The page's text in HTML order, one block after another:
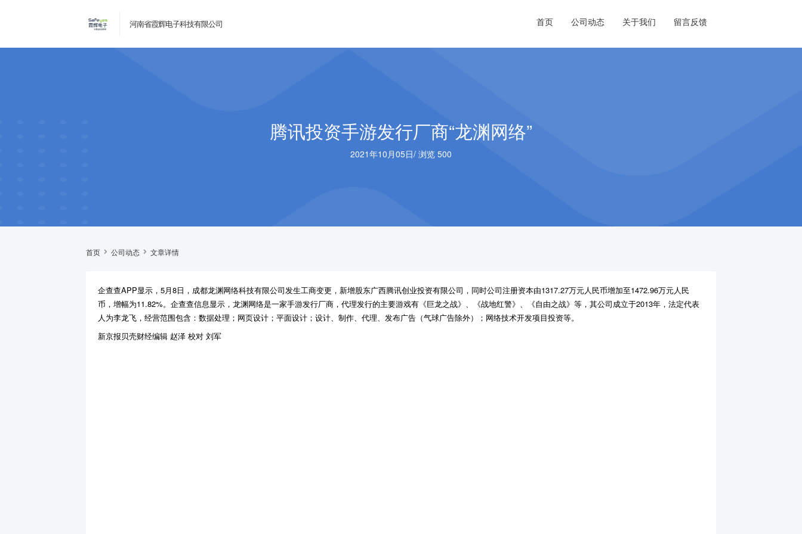
河南省霞辉电子科技有限公司 首页 公司动态 关于我们 留言反馈
腾讯投资手游发行厂商“龙渊网络”
2021年10月05日/ 浏览 500
首页 公司动态 文章详情
企查查APP显示，5月8日，成都龙渊网络科技有限公司发生工商变更，新增股东广西腾讯创业投资有限公司，同时公司注册资本由1317.27万元人民币增加至1472.96万元人民
币，增幅为11.82%。企查查信息显示，龙渊网络是一家手游发行厂商，代理发行的主要游戏有《巨龙之战》、《战地红警》、《自由之战》等，其公司成立于2013年，法定代表
人为李龙飞，经营范围包含：数据处理；网页设计；平面设计；设计、制作、代理、发布广告（气球广告除外）；网络技术开发项目投资等。
新京报贝壳财经编辑 赵泽 校对 刘军